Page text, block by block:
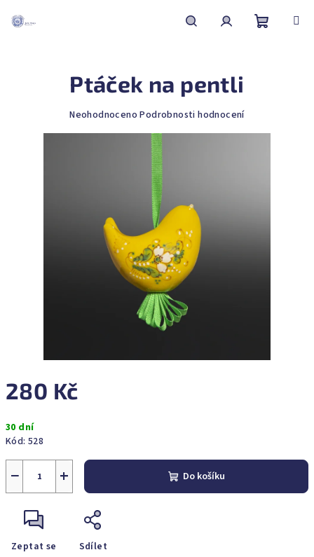
280 Kč
cena:
30 dní
Kód: 528
+
− Do košíku
Zeptat se Sdílet
Ptáček na pentli
Průměrné
Neohodnoceno Podrobnosti hodnocení